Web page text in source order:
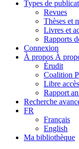
Types de
Revues
Thèses et
Livres et
Rapports
Connexion
À propos À
Érudit
Coalition
Libre accès
Rapport
Recherche
FR
Français
English
Ma bibliothèque